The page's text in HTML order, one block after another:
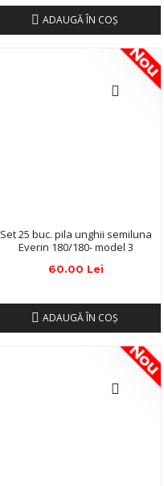
ADAUGĂ ÎN COŞ
Set 25 buc. pila unghii semiluna
Everin 180/180- model 3
60.00 Lei
ADAUGĂ ÎN COŞ